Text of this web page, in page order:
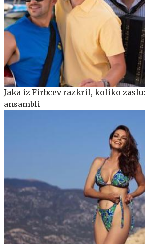
Jaka iz Firbcev razkril, koliko
ansambli